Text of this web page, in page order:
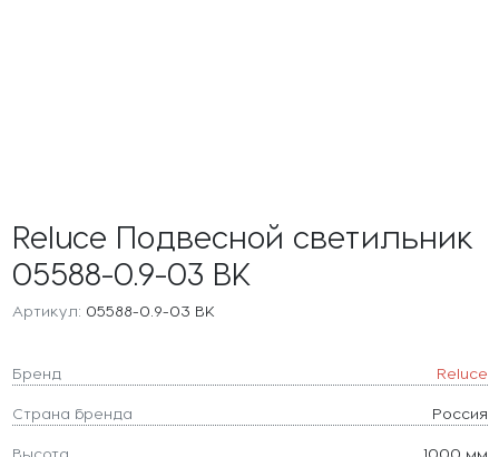
Reluce Подвесной светильник
05588-0.9-03 BK
Артикул: 05588-0.9-03 BK
Бренд Reluce
Страна бренда Россия
Высота 1000 мм